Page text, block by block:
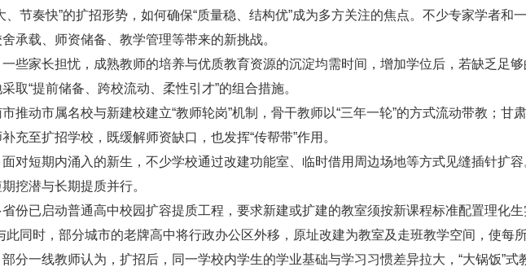
、节奏快”的扩招形势，如何确保“质量稳、结构优”成为多方关注的焦点。不少专家学者和
承载、师资储备、教学管理等带来的新挑战。
些家长担忧，成熟教师的培养与优质教育资源的沉淀均需时间，增加学位后，若缺乏足够
取“提前储备、跨校流动、柔性引才”的组合措施。
推动市属名校与新建校建立“教师轮岗”机制，骨干教师以“三年一轮”的方式流动带教；甘
充至扩招学校，既缓解师资缺口，也发挥“传帮带”作用。
对短期内涌入的新生，不少学校通过改建功能室、临时借用周边场地等方式见缝插针扩
挖潜与长期提质并行。
份已启动普通高中校园扩容提质工程，要求新建或扩建的教室须按新课程标准配置理化
此同时，部分城市的老牌高中将行政办公区外移，原址改建为教室及走班教学空间，使每
分一线教师认为，扩招后，同一学校内学生的学业基础与学习习惯差异拉大，“大锅饭”式